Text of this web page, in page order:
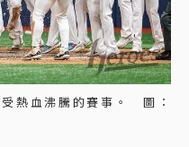
熱血沸騰的賽事。 圖：